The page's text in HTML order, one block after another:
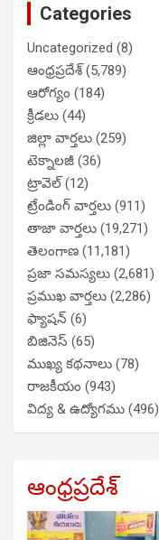
Categories
Uncategorized (8)
ఆంధ్రప్రదేశ్(5,789)
ఆరోగ్యం (184)
క్రీడలు (44)
జిల్లా వార్తలు (259)
టెక్నాలజీ (36)
ట్రావెల్(12)
ట్రేండింగ్ వార్తలు (911)
తాజా వార్తలు (19,271)
తెలంగాణ (11,181)
ప్రజా సమస్యలు (2,681)
ప్రముఖ వార్తలు (2,286)
ఫ్యాషన్ (6)
బిజినెస్ (65)
ముఖ్య కథనాలు (78)
రాజకీయం (943)
విద్య & ఉద్యోగము (496)
ఆంధ్రప్రదేశ్